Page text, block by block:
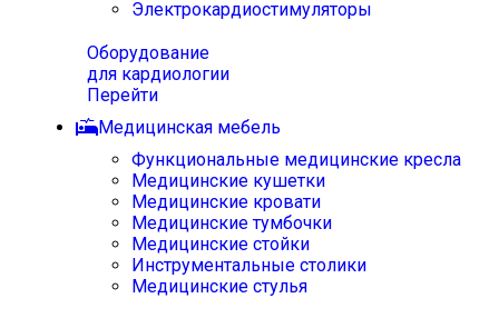
Электрокардиостимуляторы
Оборудование
для кардиологии
Перейти
Медицинская мебель
Функциональные медицинские кресла
Медицинские кушетки
Медицинские кровати
Медицинские тумбочки
Медицинские стойки
Инструментальные столики
Медицинские стулья